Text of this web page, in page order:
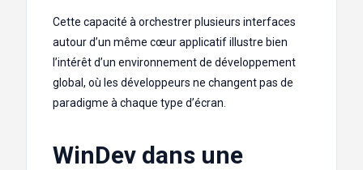
Cette capacité à orchestrer plusieurs interfaces
autour d’un même cœur applicatif illustre bien
l’intérêt d’un environnement de développement
global, où les développeurs ne changent pas de
paradigme à chaque type d’écran.
WinDev dans une